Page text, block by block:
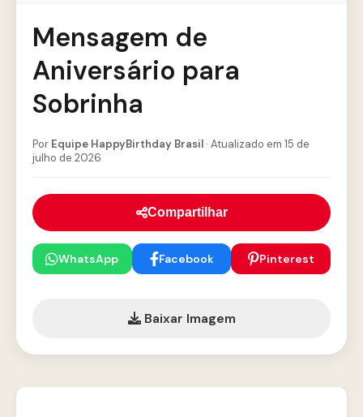
Mensagem de
Aniversário para
Sobrinha
Por Equipe HappyBirthday Brasil · Atualizado em 15 de
julho de 2026
Compartilhar
WhatsApp Facebook Pinterest
Baixar Imagem